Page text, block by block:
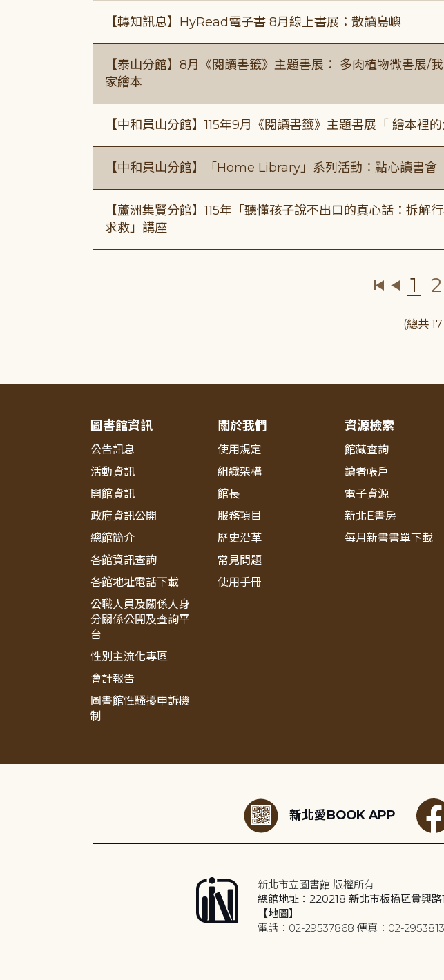
【轉知訊息】HyRead電子書 8月線上書展：散讀島嶼
【泰山分館】8月《閱讀書籤》主題書展： 多肉植物微書展/
家繪本
【中和員山分館】115年9月《閱讀書籤》主題書展「 繪本裡的
【中和員山分館】「Home Library」系列活動：點心讀書會
【蘆洲集賢分館】115年「聽懂孩子說不出口的真心話：拆解
求救」講座
1 2
(總共
圖書館資訊
公告訊息
活動資訊
開館資訊
政府資訊公開
總館簡介
各館資訊查詢
各館地址電話下載
公職人員及關係人身
分關係公開及查詢平
台
性別主流化專區
會計報告
圖書館性騷擾申訴機
制
關於我們
使用規定
組織架構
館長
服務項目
歷史沿革
常見問題
使用手冊
資源檢索
館藏查詢
讀者帳戶
電子資源
新北E書房
每月新書書單下載
新北愛BOOK APP
新北市立圖書館 版權所有
總館地址：220218 新北市板橋區貴興
【地圖】
電話：02-29537868 傳真：02-